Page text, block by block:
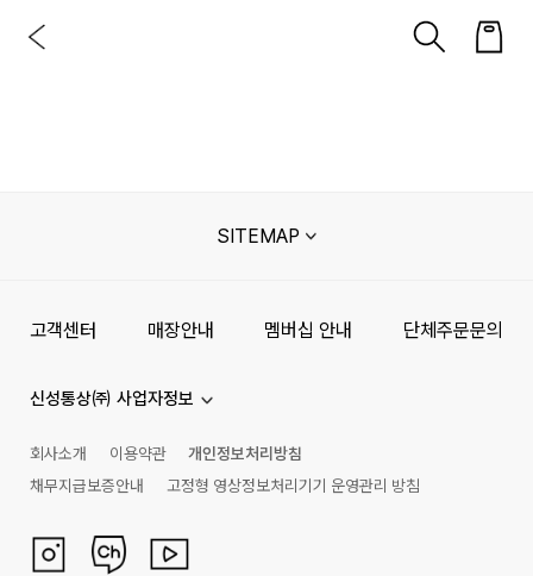
SITEMAP
고객센터 매장안내 멤버십 안내 단체주문문의
신성통상㈜ 사업자정보
회사소개 이용약관
개인정보처리방침
채무지급보증안내
고정형 영상정보처리기기 운영관리 방침